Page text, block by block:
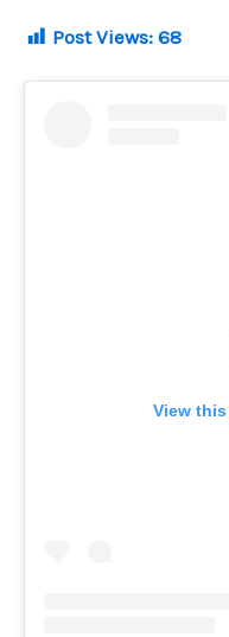
Post Views: 68
View